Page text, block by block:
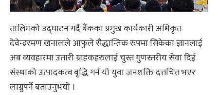
तालिमको उद्घाटन गर्दै बैंकका प्रमुख कार्यकारी अधिकृत
देवेन्द्ररमण खनालले आफुले सैद्धान्तिक रुपमा सिकेका ज्ञानलाई
अब व्यवहारमा उतारी ग्राहकहरुलाई चुस्त गुणस्तरीय सेवा दिई
संस्थाको उत्पादकत्व बृद्धि गर्न यो युवा जनशक्ति दत्तचित्त भएर
लाग्नुपर्ने बताउनुभयो ।